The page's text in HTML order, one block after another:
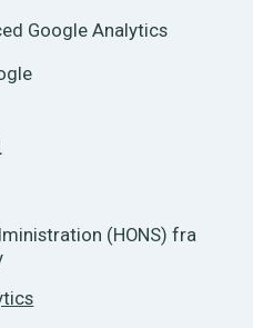
Google Analytics
(HONS) fra